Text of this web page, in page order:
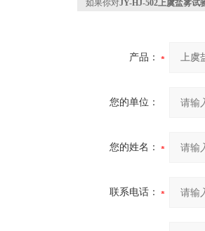
如果你对JY-HJ-502上虞盐雾试
产品：
您的单位：
您的姓名：
联系电话：